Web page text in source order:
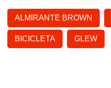
ALMIRANTE BROWN
BICICLETA GLEW